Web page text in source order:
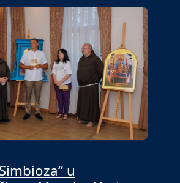
u